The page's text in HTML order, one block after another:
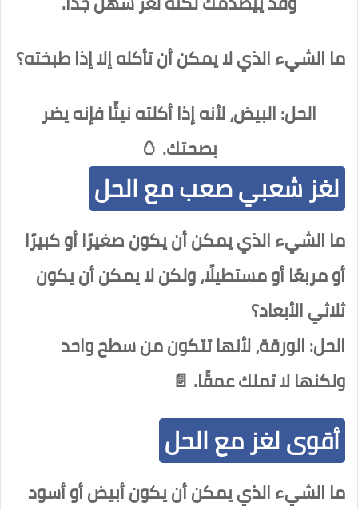
ما الشيء الذي لا يمكن أن تأكله إلا إذا طبخته؟
الحل: البيض، لأنه إذا أكلته نيئًا فإنه يضر
بصحتك. 🥚
لغز شعبي صعب مع الحل
ما الشيء الذي يمكن أن يكون صغيرًا أو كبيرًا
أو مربعًا أو مستطيلًا، ولكن لا يمكن أن يكون
ثلاثي الأبعاد؟
الحل: الورقة، لأنها تتكون من سطح واحد
ولكنها لا تملك عمقًا. 📄
أقوى لغز مع الحل
ما الشيء الذي يمكن أن يكون أبيض أو أسود